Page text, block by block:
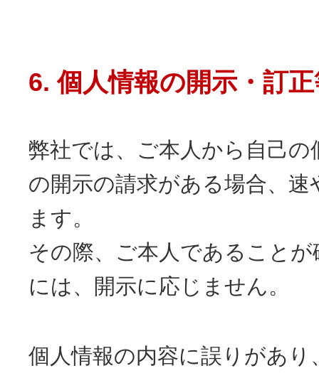
6. 個人情報の開示・訂
弊社では、ご本人から自己
の開示の請求がある場合、
ます。
その際、ご本人であること
には、開示に応じません。
個人情報の内容に誤りがあり